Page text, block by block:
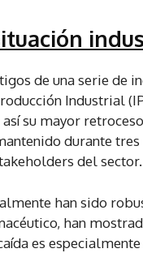
de una serie de
Industrial
su mayor
durante
del sector.
han sido
han
es